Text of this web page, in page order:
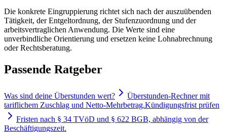
Die konkrete Eingruppierung richtet sich nach der auszuübenden
Tätigkeit, der Entgeltordnung, der Stufenzuordnung und der
arbeitsvertraglichen Anwendung. Die Werte sind eine
unverbindliche Orientierung und ersetzen keine Lohnabrechnung
oder Rechtsberatung.
Passende Ratgeber
Was sind deine Überstunden wert?
Überstunden-Rechner mit
tariflichem Zuschlag und Netto-Mehrbetrag.Kündigungsfrist prüfen
Fristen nach § 34 TVöD und § 622 BGB, abhängig von der
Beschäftigungszeit.